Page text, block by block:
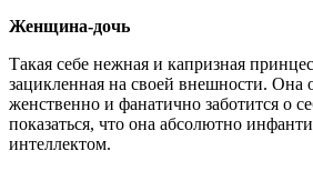
Женщина-дочь
Такая себе нежная и капризная
зацикленная на своей внешности. Она
женственно и фанатично заботится о
показаться, что она абсолютно
интеллектом.